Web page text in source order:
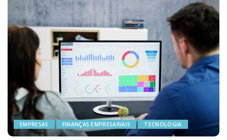
EMPRESAS FINANÇAS EMPRESARIAIS TECNOLOGIA